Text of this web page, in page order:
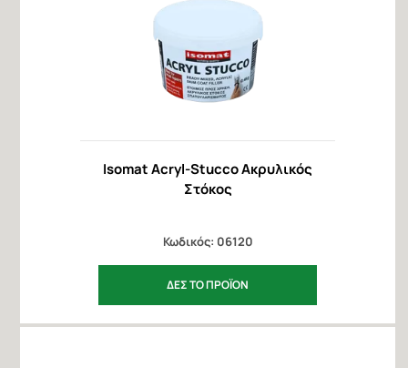
Isomat Acryl-Stucco Ακρυλικός
Στόκος
Κωδικός: 06120
ΔΕΣ ΤΟ ΠΡΟΪΟΝ